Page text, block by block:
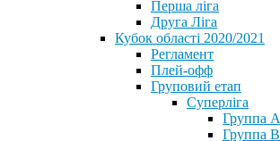
Перша ліга
Друга Ліга
Кубок області 2020/2021
Регламент
Плей-офф
Груповий етап
Суперліга
Группа A
Группа B